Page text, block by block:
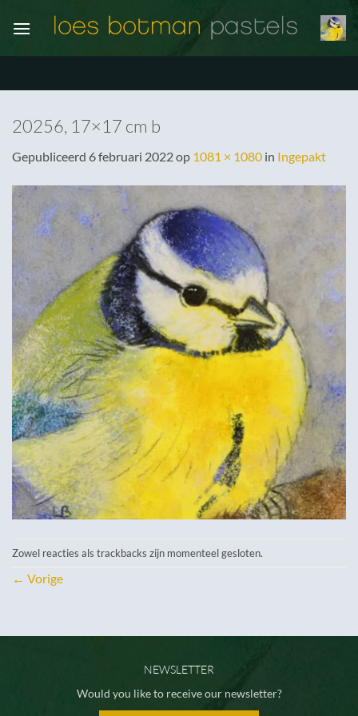
naar
20256, 17×17 cm b
Gepubliceerd 6 februari 2022op 1081 × 1080 in Ingepakt
Zowel reacties als trackbacks zijn momenteel gesloten.
← Vorige
NEWSLETTER
Would you like to receive our newsletter?